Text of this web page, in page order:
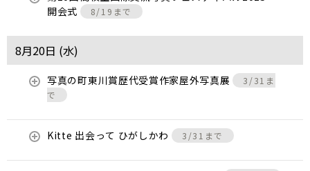
開会式
8/19まで
8月20日 (水)
写真の町東川賞歴代受賞作家屋外写真展
3/31ま
で
Kitte 出会って ひがしかわ 3/31まで